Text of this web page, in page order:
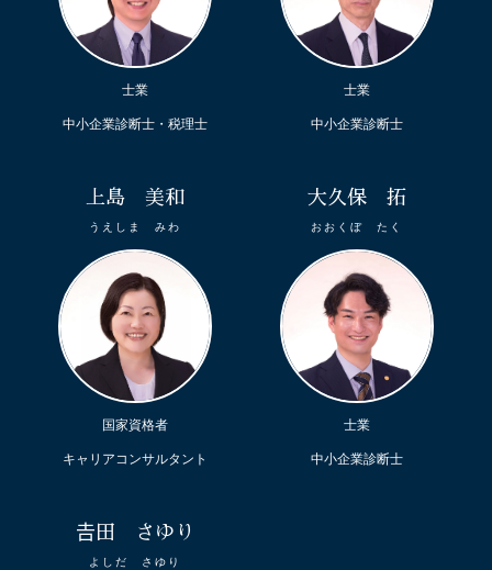
士業
中小企業診断士・税理士
士業
中小企業診断士
上島 美和
うえしま みわ
国家資格者
キャリアコンサルタント
大久保 拓
おおくぼ たく
士業
中小企業診断士
𠮷田 さゆり
よしだ さゆり